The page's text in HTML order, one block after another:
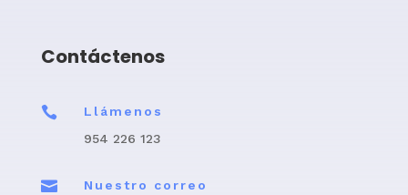
Contáctenos

Llámenos
954 226 123

Nuestro correo